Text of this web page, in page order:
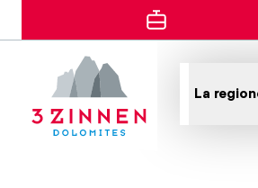
La